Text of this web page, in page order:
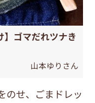
】ゴマだれツナき
山本ゆりさん
のせ、ごまドレッ